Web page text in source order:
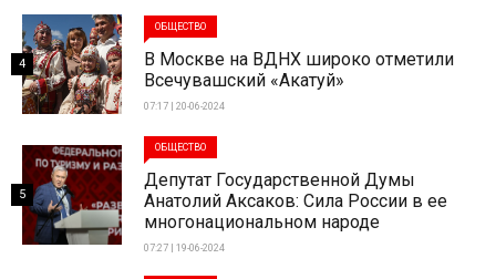
ОБЩЕСТВО
В Москве на ВДНХ широко отметили
Всечувашский «Акатуй»
07:17 | 20-06-2024
4
ОБЩЕСТВО
Депутат Государственной Думы
Анатолий Аксаков: Сила России в ее
многонациональном народе
07:27 | 19-06-2024
5